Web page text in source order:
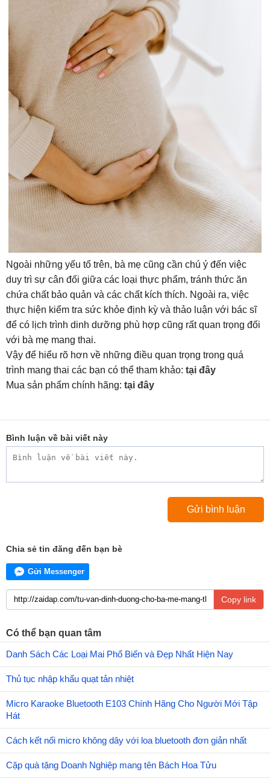
Ngoài những yếu tố trên, bà mẹ cũng cần chú ý đến việc
duy trì sự cân đối giữa các loại thực phẩm, tránh thức ăn
chứa chất bảo quản và các chất kích thích. Ngoài ra, việc
thực hiện kiểm tra sức khỏe định kỳ và thảo luận với bác sĩ
để có lịch trình dinh dưỡng phù hợp cũng rất quan trọng đối
với bà mẹ mang thai.
Vậy để hiểu rõ hơn về những điều quan trọng trong quá
trình mang thai các bạn có thể tham khảo: tại đây
Mua sản phẩm chính hãng: tại đây
Bình luận về bài viết này
Chia sẻ tin đăng đến bạn bè
Gửi Messenger
Copy link
Có thể bạn quan tâm
Danh Sách Các Loại Mai Phổ Biến và Đẹp Nhất Hiện Nay
Thủ tục nhập khẩu quạt tản nhiệt
Micro Karaoke Bluetooth E103 Chính Hãng Cho Người Mới Tập
Hát
Cách kết nối micro không dây với loa bluetooth đơn giản nhất
Cặp quà tặng Doanh Nghiệp mang tên Bách Hoa Tửu